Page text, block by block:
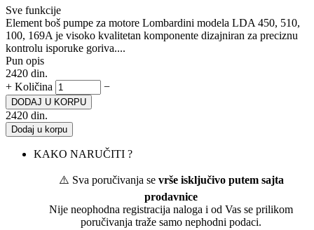
Sve funkcije
Element boš pumpe za motore Lombardini modela LDA 450, 510,
100, 169A je visoko kvalitetan komponente dizajniran za preciznu
kontrolu isporuke goriva....
Pun opis
2420 din.
+ Količina −
DODAJ U KORPU
2420 din.
Dodaj u korpu
KAKO NARUČITI ?
⚠️ Sva poručivanja se vrše isključivo putem sajta
prodavnice
Nije neophodna registracija naloga i od Vas se prilikom
poručivanja traže samo nephodni podaci.